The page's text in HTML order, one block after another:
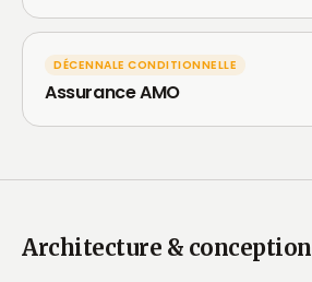
DÉCENNALE CONDITIONNELLE
Assurance AMO
Architecture & conception